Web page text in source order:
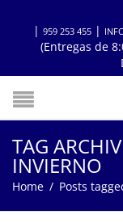
| 959 253 455|
(Entregas de
TAG
INVIERNO
Home / Posts